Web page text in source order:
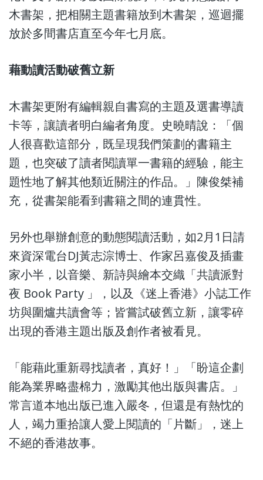
木書架，把相關主題書籍放到木書架，巡迴擺
放於多間書店直至今年七月底。
藉動讀活動破舊立新
木書架更附有編輯親自書寫的主題及選書導讀
卡等，讓讀者明白編者角度。史曉晴說：「個
人很喜歡這部分，既呈現我們策劃的書籍主
題，也突破了讀者閱讀單一書籍的經驗，能主
題性地了解其他類近關注的作品。」陳俊桀補
充，從書架能看到書籍之間的連貫性。
另外也舉辦創意的動態閱讀活動，如2月1日請
來資深電台DJ黃志淙博士、作家呂嘉俊及插畫
家小半，以音樂、新詩與繪本交織「共讀派對
夜 Book Party 」，以及《迷上香港》小誌工作
坊與圍爐共讀會等；皆嘗試破舊立新，讓零碎
出現的香港主題出版及創作者被看見。
「能藉此重新尋找讀者，真好！」「盼這企劃
能為業界略盡棉力，激勵其他出版與書店。」
常言道本地出版已進入嚴冬，但還是有熱忱的
人，竭力重拾讓人愛上閱讀的「片斷」，迷上
不絕的香港故事。